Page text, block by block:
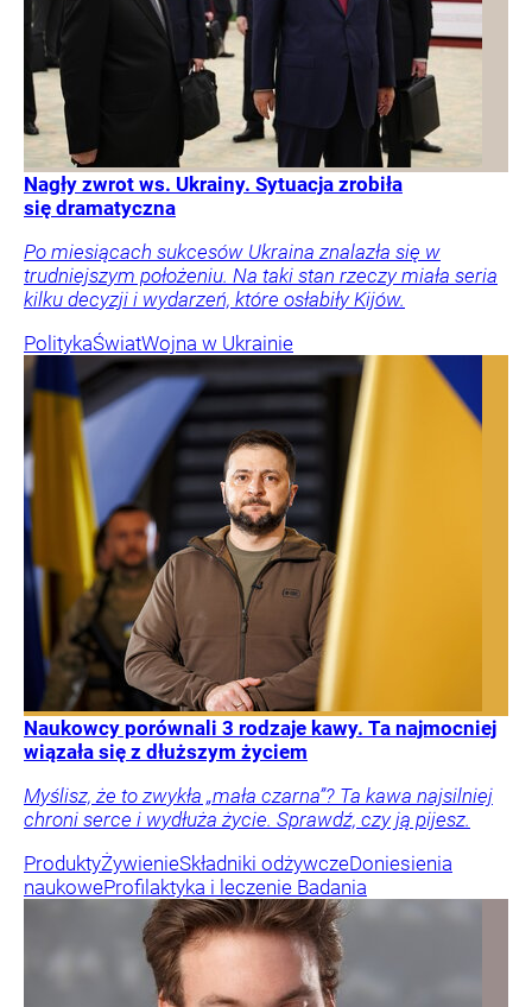
Nagły zwrot ws. Ukrainy. Sytuacja zrobiła
się dramatyczna
Po miesiącach sukcesów Ukraina znalazła się w
trudniejszym położeniu. Na taki stan rzeczy miała seria
kilku decyzji i wydarzeń, które osłabiły Kijów.
PolitykaŚwiatWojna w Ukrainie
Naukowcy porównali 3 rodzaje kawy. Ta najmocniej
wiązała się z dłuższym życiem
Myślisz, że to zwykła „mała czarna”? Ta kawa najsilniej
chroni serce i wydłuża życie. Sprawdź, czy ją pijesz.
ProduktyŻywienieSkładniki odżywczeDoniesienia
naukoweProfilaktyka i leczenie Badania